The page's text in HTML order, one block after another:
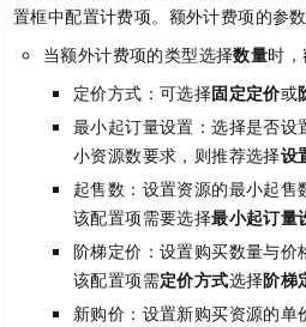
置框中配置计费项。额外计费项的参数
当额外计费项的类型选择数量时
定价方式：可选择固定定价或
最小起订量设置：选择是否
小资源数要求，则推荐选择设
起售数：设置资源的最小起售
该配置项需要选择最小起订量
阶梯定价：设置购买数量与价
该配置项需定价方式选择阶梯
新购价：设置新购买资源的单